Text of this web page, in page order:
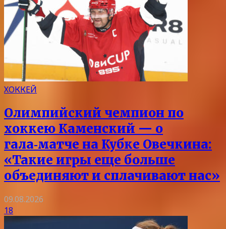
ХОККЕЙ
Олимпийский чемпион по
хоккею Каменский — о
гала‑матче на Кубке Овечкина:
«Такие игры еще больше
объединяют и сплачивают нас»
09.08.2026
18